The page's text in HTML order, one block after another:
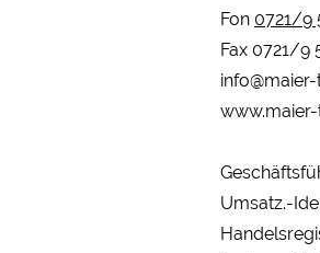
Fon 0721/9
Fax 0721/9
Umsatz.-